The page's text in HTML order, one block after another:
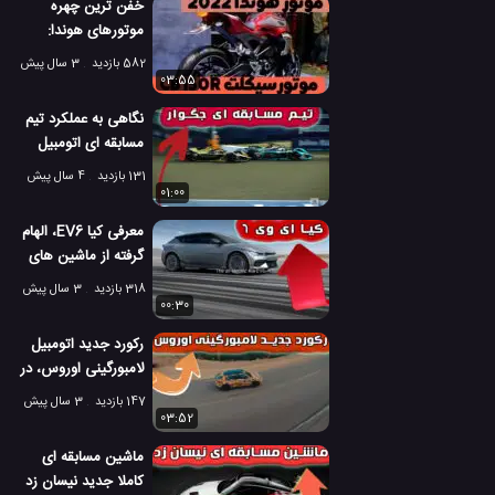
خفن ترین چهره
موتورهای هوندا:
موتورسیکلت
582 بازدید
3 سال پیش
03:55
نگاهی به عملکرد تیم
مسابقه ای اتومبیل
رانی جگوار
131 بازدید
4 سال پیش
01:00
معرفی کیا EV6، الهام
گرفته از ماشین های
مسابقه ای
318 بازدید
3 سال پیش
00:30
رکورد جدید اتومبیل
لامبورگینی اوروس، در
پیست مسابقه
147 بازدید
3 سال پیش
03:52
ماشین مسابقه ای
کاملا جدید نیسان زد